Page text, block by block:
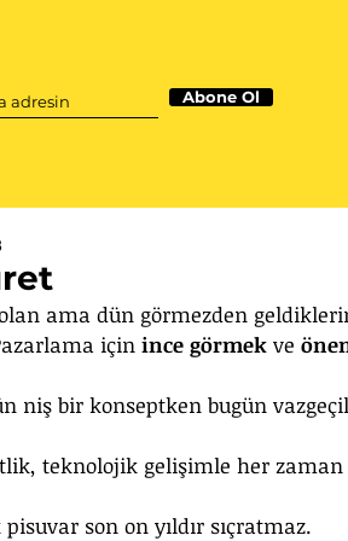
Abone Ol
ama dün görmezden
için ince görmek ve
niş bir konseptken bugün
teknolojik gelişimle her
pisuvar son on yıldır sıçratmaz.